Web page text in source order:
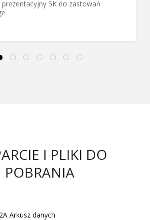
prezentacyjny 5K do zastowań
I PLIKI DO
POBRANIA
Arkusz danych